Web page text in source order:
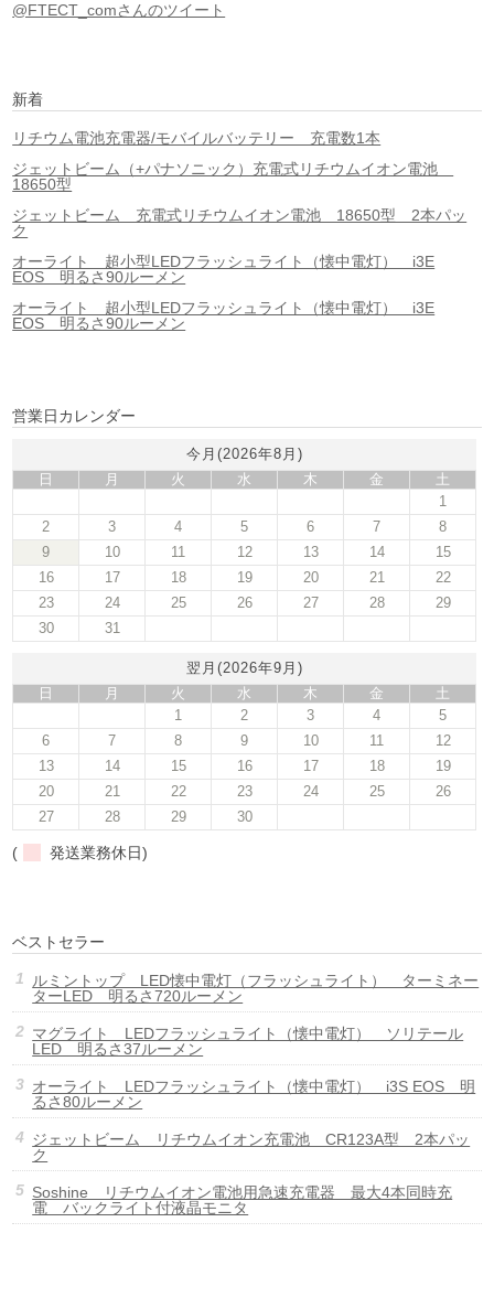
@FTECT_comさんのツイート
新着
リチウム電池充電器/モバイルバッテリー 充電数1本
ジェットビーム（+パナソニック）充電式リチウムイオン電池
18650型
ジェットビーム 充電式リチウムイオン電池 18650型 2本パッ
ク
オーライト 超小型LEDフラッシュライト（懐中電灯） i3E
EOS 明るさ90ルーメン
オーライト 超小型LEDフラッシュライト（懐中電灯） i3E
EOS 明るさ90ルーメン
営業日カレンダー
今月(2026年8月)
日
月 火 水 木 金
土
1
2
3 4 5 6 7
8
9
10 11 12 13 14
15
16
17 18 19 20 21
22
23
24 25 26 27 28
29
30
31
翌月(2026年9月)
日
月 火 水 木 金
土
1
2 3 4
5
6
7 8 9 10 11
12
13
14 15 16 17 18
19
20
21 22 23 24 25
26
27
28 29 30
( 発送業務休日)
ベストセラー
ルミントップ LED懐中電灯（フラッシュライト） ターミネー
ターLED 明るさ720ルーメン
マグライト LEDフラッシュライト（懐中電灯） ソリテール
LED 明るさ37ルーメン
オーライト LEDフラッシュライト（懐中電灯） i3S EOS 明
るさ80ルーメン
ジェットビーム リチウムイオン充電池 CR123A型 2本パッ
ク
Soshine リチウムイオン電池用急速充電器 最大4本同時充
電 バックライト付液晶モニタ